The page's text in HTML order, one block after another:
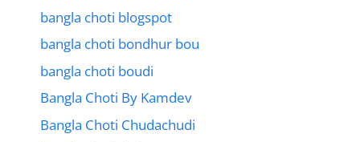
bangla choti blogspot
bangla choti bondhur bou
bangla choti boudi
Bangla Choti By Kamdev
Bangla Choti Chudachudi